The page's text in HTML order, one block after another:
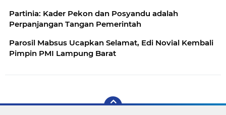
Partinia: Kader Pekon dan Posyandu adalah
Perpanjangan Tangan Pemerintah
Parosil Mabsus Ucapkan Selamat, Edi Novial Kembali
Pimpin PMI Lampung Barat